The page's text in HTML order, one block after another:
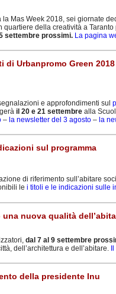
la Mas Week 2018, sei giornate
della creatività a
settembre prossimi. La pagina
di Urbanpromo Green 2018
e approfondimenti sul
il 20 e 21 settembre alla
– la newsletter del 3 agosto – la
sul programma
di riferimento sull’abitare
le i titoli e le indicazioni sulle
nuova qualità
dal 7 al 9 settembre
dell’architettura e dell’abitare.
della presidente Inu